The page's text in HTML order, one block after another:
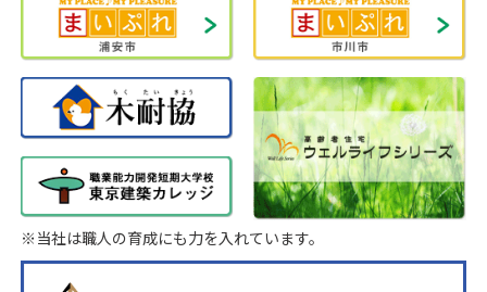
※当社は職人の育成にも力を入れています。